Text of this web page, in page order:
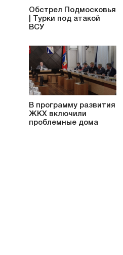
Обстрел Подмосковья
| Турки под атакой
ВСУ
В программу развития
ЖКХ включили
проблемные дома